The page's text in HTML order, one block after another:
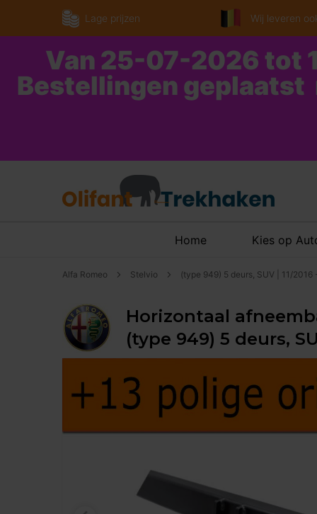
Lage prijzen Wij leveren
Van 25-07-2026 tot
Bestellingen
Home Kies op
Alfa Romeo Stelvio (type 949) 5 deurs, SUV | 11/2016
Horizontaal
(type 949) 5 deurs,